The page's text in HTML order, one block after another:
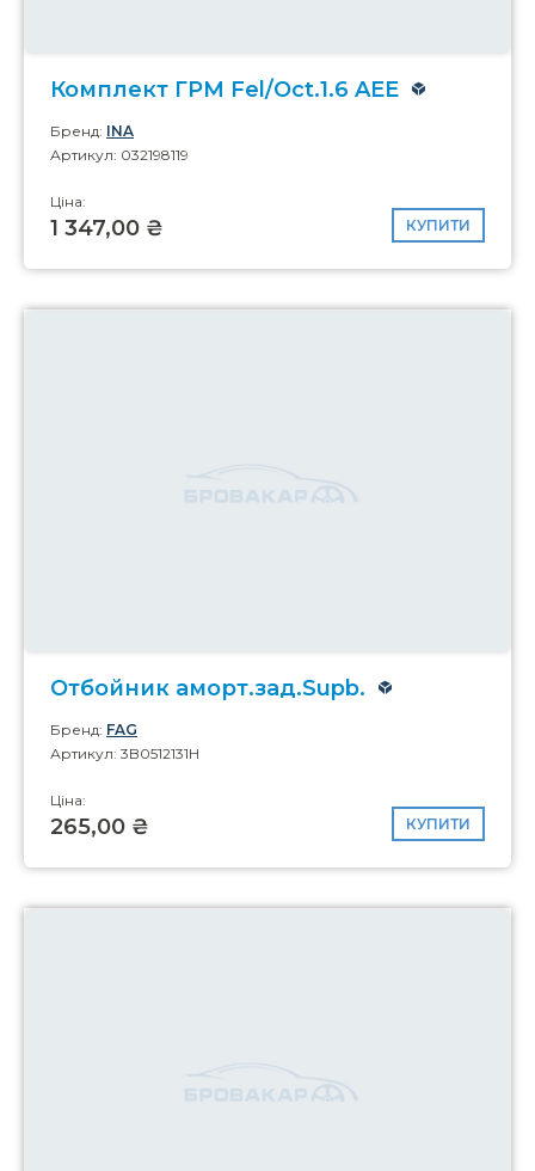
Комплект ГРМ Fel/Oct.1.6 AEE
Бренд: INA
Артикул: 032198119
Ціна:
1 347,00 ₴ КУПИТИ
Отбойник аморт.зад.Supb.
Бренд: FAG
Артикул: 3B0512131H
Ціна:
265,00 ₴ КУПИТИ